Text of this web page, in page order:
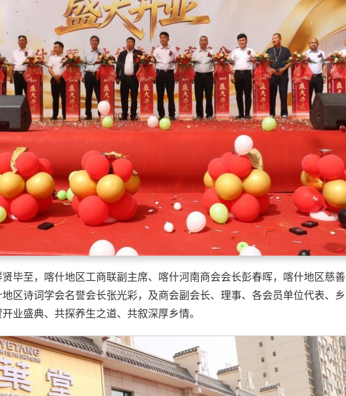
毕至，喀什地区工商联副主席、喀什河南商会会长彭春晖，喀什地区慈善
区诗词学会名誉会长张光彩，及商会副会长、理事、各会员单位代表、乡
业盛典、共探养生之道、共叙深厚乡情。